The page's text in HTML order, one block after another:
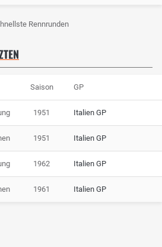
Rennrunden
Saison GP
1951 Italien GP
1951 Italien GP
1962 Italien GP
1961 Italien GP